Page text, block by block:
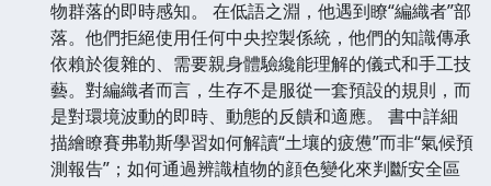
物群落的即時感知。 在低語之淵，他遇到瞭“編織者”部
落。他們拒絕使用任何中央控製係統，他們的知識傳承
依賴於復雜的、需要親身體驗纔能理解的儀式和手工技
藝。對編織者而言，生存不是服從一套預設的規則，而
是對環境波動的即時、動態的反饋和適應。 書中詳細
描繪瞭賽弗勒斯學習如何解讀“土壤的疲憊”而非“氣候預
測報告”；如何通過辨識植物的顔色變化來判斷安全區